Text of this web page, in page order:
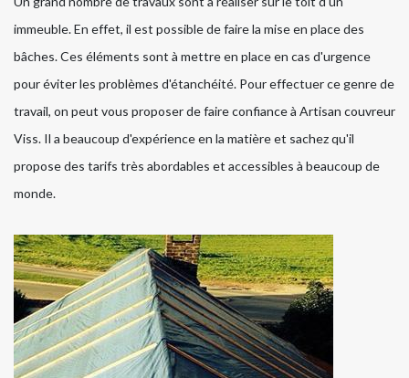
immeuble. En effet, il est possible de faire la mise en place des
bâches. Ces éléments sont à mettre en place en cas d'urgence
pour éviter les problèmes d'étanchéité. Pour effectuer ce genre de
travail, on peut vous proposer de faire confiance à Artisan couvreur
Viss. Il a beaucoup d'expérience en la matière et sachez qu'il
propose des tarifs très abordables et accessibles à beaucoup de
monde.